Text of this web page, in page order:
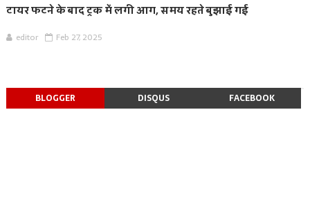
टायर फटने के बाद ट्रक में लगी आग, समय रहते बुझाई गई
editor Feb 27, 2025
BLOGGER DISQUS FACEBOOK